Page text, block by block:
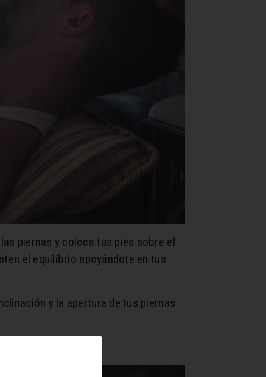
piernas y coloca tus pies sobre el
el equilibrio apoyándote en tus
y la apertura de tus piernas